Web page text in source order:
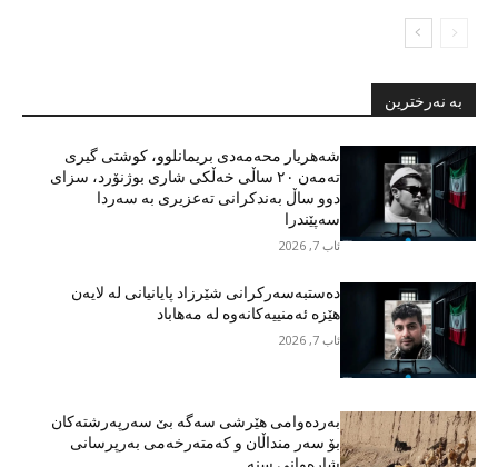
بە نەرخترین
شەهریار محەمەدی بریمانلوو، کوشتی گیری
تەمەن ٢٠ ساڵی خەڵکی شاری بوژنۆرد، سزای
دوو ساڵ بەندکرانی تەعزیری بە سەردا
سەپێندرا
ئاب 7, 2026
دەستبەسەرکرانی شێرزاد پایانیانی لە لایەن
هێزە ئەمنییەکانەوە لە مەهاباد
ئاب 7, 2026
بەردەوامی هێرشی سەگە بێ سەرپەرشتەکان
بۆ سەر منداڵان و کەمتەرخەمی بەرپرسانی